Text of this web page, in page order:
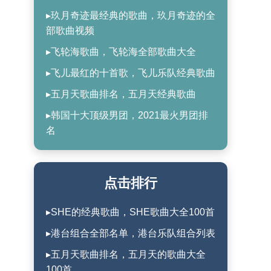
▸玖月奇迹最经典的歌曲，玖月奇迹的全
部歌曲视频
▸飞轮海歌曲，飞轮海全部歌曲大全
▸飞儿最红的十首歌，飞儿乐队经典歌曲
▸五月天歌曲排名，五月天经典歌曲
▸韩国十大顶级男团，2021最火男团排
名
点击排行
▸SHE的经典歌曲，SHE歌曲大全100首
▸港台组合全部名单，港台乐队组合列表
▸五月天歌曲排名，五月天的歌曲大全